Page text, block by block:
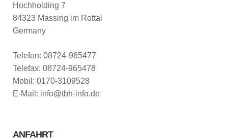
Hochholding 7
84323 Massing im Rottal
Germany
Telefon: 08724-965477
Telefax: 08724-965478
Mobil: 0170-3109528
E-Mail: info@tbh-info.de
ANFAHRT